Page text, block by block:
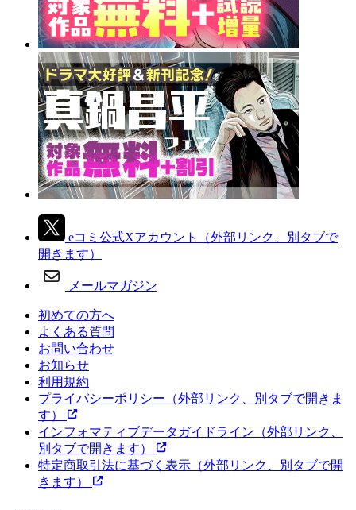
eコミ公式Xアカウント
（外部リンク、別タブで
開きます）
メールマガジン
初めての方へ
よくある質問
お問い合わせ
お知らせ
利用規約
プライバシーポリシー （外部リンク、別タブで開きま
す）
インフォマティブデータガイドライン （外部リンク、
別タブで開きます）
特定商取引法に基づく表示 （外部リンク、別タブで開
きます）